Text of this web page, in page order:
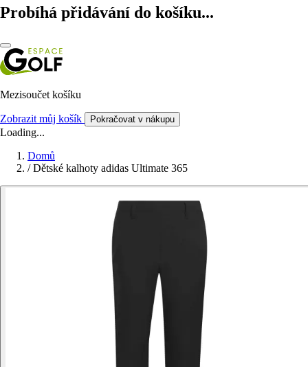
Probíhá přidávání do košíku...
Mezisoučet košíku
Zobrazit můj košík Pokračovat v nákupu
Loading...
Domů
/ Dětské kalhoty adidas Ultimate 365